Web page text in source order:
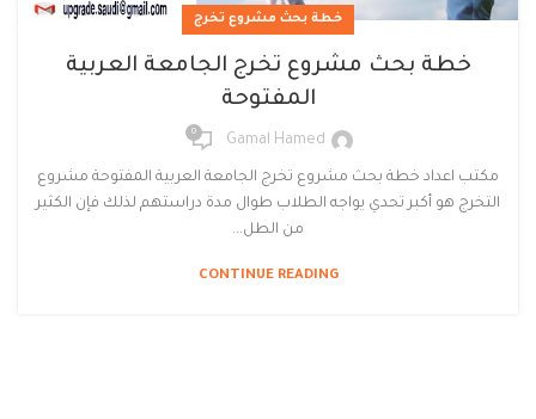
خطة بحث مشروع تخرج
خطة بحث مشروع تخرج الجامعة العربية
المفتوحة
Gamal Hamed
0
مكتب اعداد خطة بحث مشروع تخرج الجامعة العربية المفتوحة مشروع
التخرج هو أكبر تحدي يواجه الطلاب طوال مدة دراستهم لذلك فإن الكثير
من الطل...
CONTINUE READING